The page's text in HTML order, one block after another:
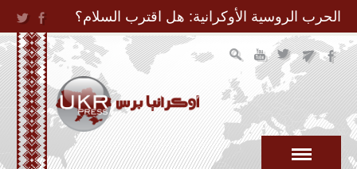
Jump to Navigation
الحرب الروسية الأوكرانية: هل اقترب السلام؟